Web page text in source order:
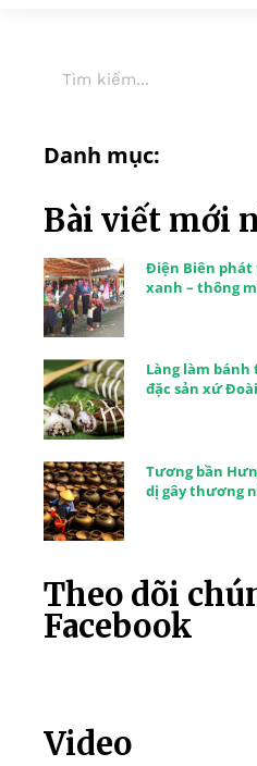
Danh mục:
Bài viết mới
Điện Biên
xanh – thông
Làng làm
đặc sản xứ Đoài
Tương bần
dị gây thương
Theo dõi
Facebook
Video